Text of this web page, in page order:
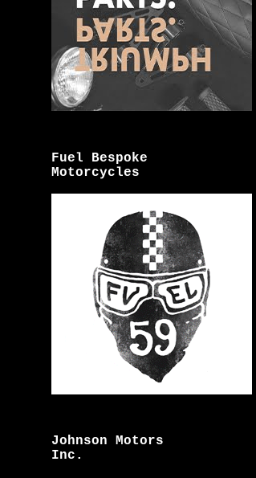
Fuel Bespoke
Motorcycles
Johnson Motors
Inc.